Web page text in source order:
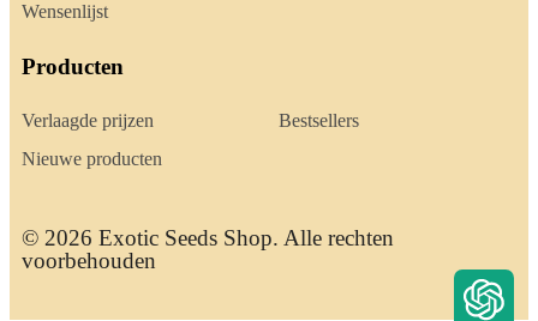
Wensenlijst
Producten
Verlaagde prijzen
Nieuwe producten
Bestsellers
© 2026 Exotic Seeds Shop. Alle rechten
voorbehouden